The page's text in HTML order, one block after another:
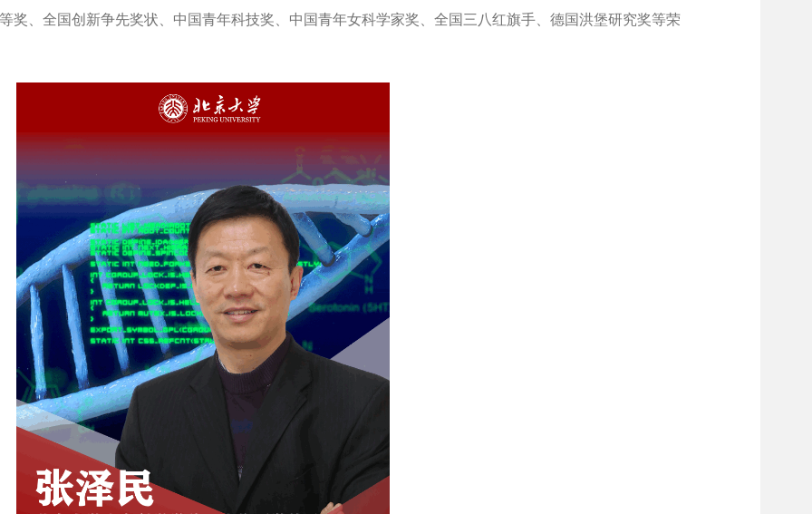
奖、全国创新争先奖状、中国青年科技奖、中国青年女科学家奖、全国三八红旗手、德国洪堡研究奖等荣